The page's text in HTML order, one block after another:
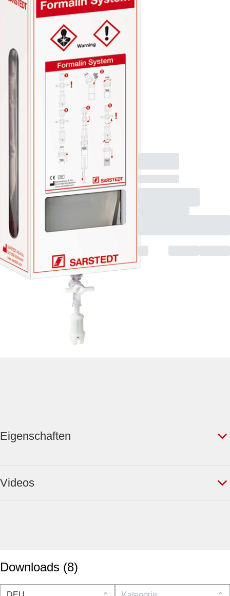
Eigenschaften
Videos
Downloads (8)